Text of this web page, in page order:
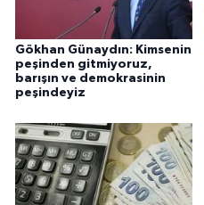
Gökhan Günaydın: Kimsenin
peşinden gitmiyoruz,
barışın ve demokrasinin
peşindeyiz